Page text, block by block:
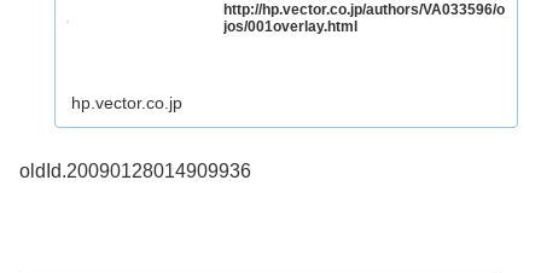
http://hp.vector.co.jp/authors/VA033596/o
jos/001overlay.html
hp.vector.co.jp
oldId.20090128014909936